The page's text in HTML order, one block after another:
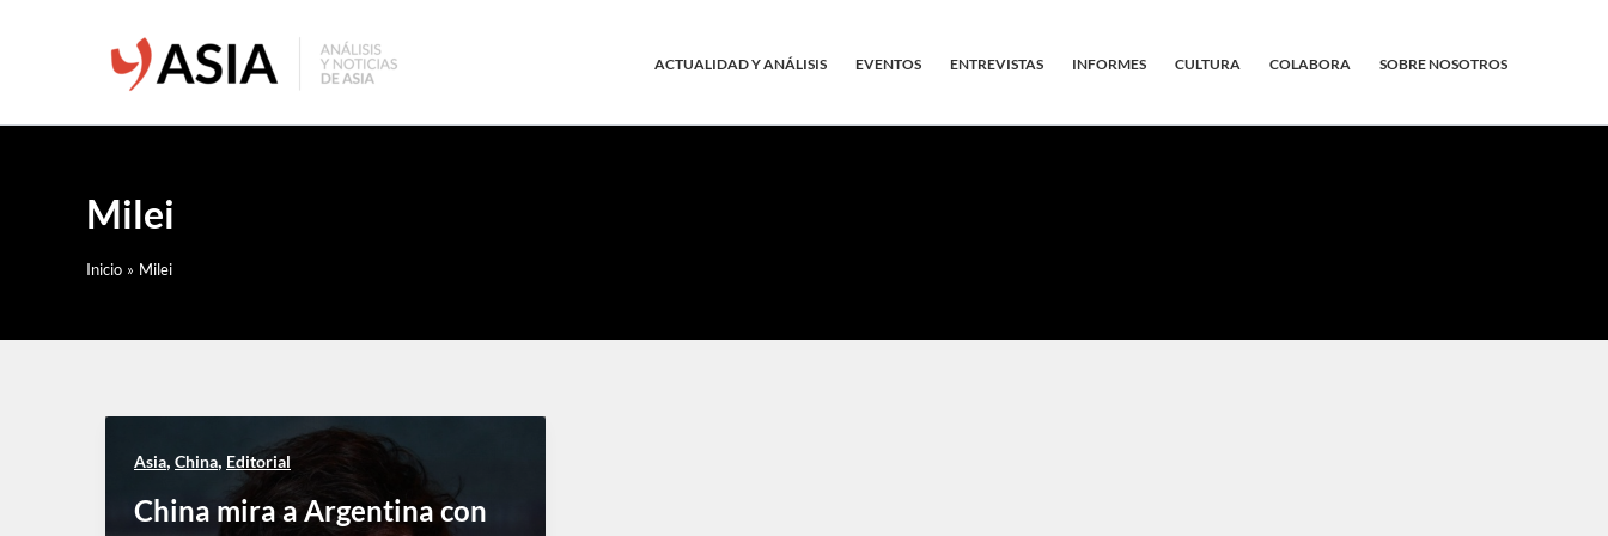
ACTUALIDAD Y ANÁLISIS EVENTOS ENTREVISTAS INFORMES CULTURA COLABORA SOBRE NOSOTROS
Milei
Inicio Milei
Asia, China, Editorial
China mira a Argentina con